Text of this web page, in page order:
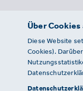
© 2026 · BDE
Über
Diese Website
Cookies).